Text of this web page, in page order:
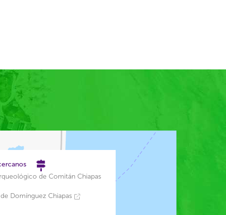
de Comitán Chiapas
Domínguez Chiapas